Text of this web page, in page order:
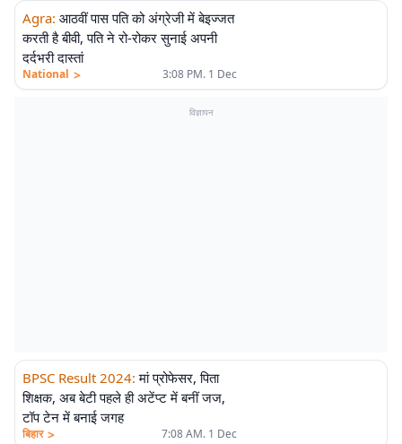
Agra: आठवीं पास पति को अंग्रेजी में बेइज्जत
करती है बीवी, पति ने रो-रोकर सुनाई अपनी
दर्दभरी दास्तां
National > 3:08 PM. 1 Dec
विज्ञापन
BPSC Result 2024: मां प्रोफेसर, पिता
शिक्षक, अब बेटी पहले ही अटेंप्ट में बनीं जज,
टॉप टेन में बनाई जगह
बिहार > 7:08 AM. 1 Dec